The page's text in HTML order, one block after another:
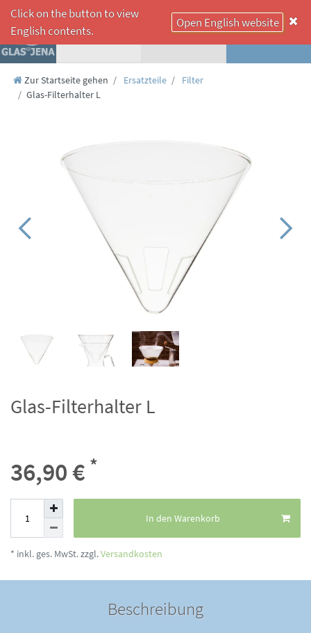
☰
Click on the button to view
English contents.
Open English website
Zur Startseite gehen Ersatzteile
Filter
Glas-Filterhalter L
Glas-Filterhalter L
36,90 € *
In den Warenkorb
* inkl. ges. MwSt. zzgl.Versandkosten
Beschreibung